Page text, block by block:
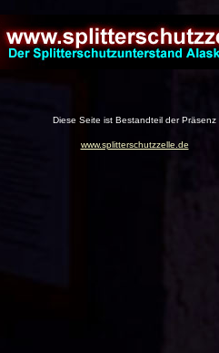
Diese Seite ist Bestandteil der Präsenz
www.splitterschutzzelle.de